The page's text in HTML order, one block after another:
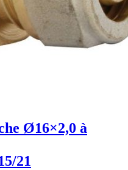
Ø16×2,0 à
21